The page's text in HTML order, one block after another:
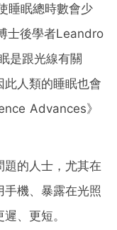
睡眠總時數會少
士後學者Leandro
是跟光線有關
人類的睡眠也會
Advances》
的人士，尤其在
機、暴露在光照
、更短。